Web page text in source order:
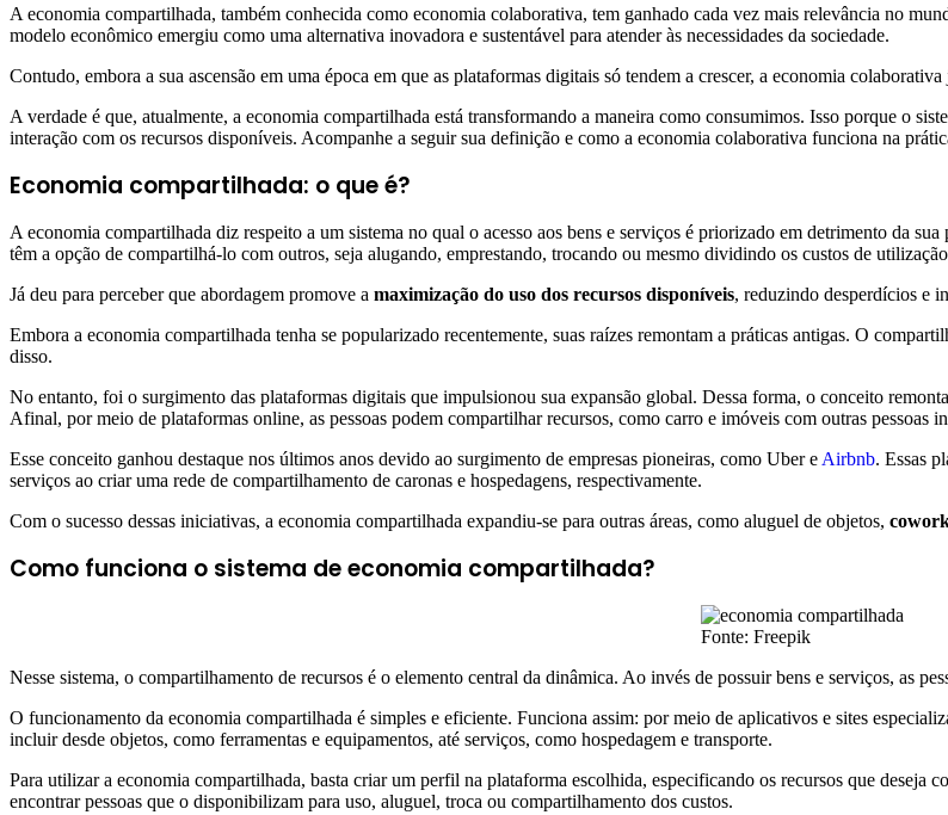
A economia compartilhada, também conhecida como economia colaborativa, tem ganhado cada vez mais relevância no
modelo econômico emergiu como uma alternativa inovadora e sustentável para atender às necessidades da sociedade.
Contudo, embora a sua ascensão em uma época em que as plataformas digitais só tendem a crescer, a economia
A verdade é que, atualmente, a economia compartilhada está transformando a maneira como consumimos. Isso porque o
interação com os recursos disponíveis. Acompanhe a seguir sua definição e como a economia colaborativa funciona na
Economia compartilhada: o que é?
A economia compartilhada diz respeito a um sistema no qual o acesso aos bens e serviços é priorizado em detrimento da
têm a opção de compartilhá-lo com outros, seja alugando, emprestando, trocando ou mesmo dividindo os custos de
Já deu para perceber que abordagem promove a maximização do uso dos recursos disponíveis, reduzindo desperdícios e
Embora a economia compartilhada tenha se popularizado recentemente, suas raízes remontam a práticas antigas. O
disso.
No entanto, foi o surgimento das plataformas digitais que impulsionou sua expansão global. Dessa forma, o conceito
Afinal, por meio de plataformas online, as pessoas podem compartilhar recursos, como carro e imóveis com outras pessoas
Esse conceito ganhou destaque nos últimos anos devido ao surgimento de empresas pioneiras, como Uber e Airbnb. Essas
serviços ao criar uma rede de compartilhamento de caronas e hospedagens, respectivamente.
Com o sucesso dessas iniciativas, a economia compartilhada expandiu-se para outras áreas, como aluguel de objetos,
Como funciona o sistema de economia compartilhada?
Fonte: Freepik
Nesse sistema, o compartilhamento de recursos é o elemento central da dinâmica. Ao invés de possuir bens e serviços, as
O funcionamento da economia compartilhada é simples e eficiente. Funciona assim: por meio de aplicativos e sites
incluir desde objetos, como ferramentas e equipamentos, até serviços, como hospedagem e transporte.
Para utilizar a economia compartilhada, basta criar um perfil na plataforma escolhida, especificando os recursos que
encontrar pessoas que o disponibilizam para uso, aluguel, troca ou compartilhamento dos custos.